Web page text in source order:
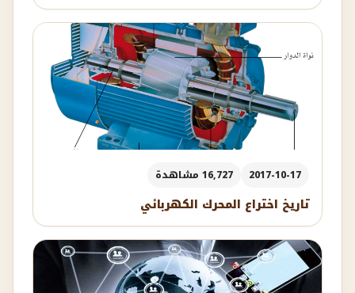
2017-10-17 16,727 مشاهدة
تاريخ اختراع المحرك الكهربائي